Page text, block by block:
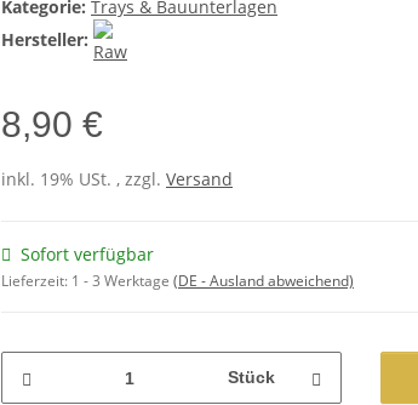
Kategorie: Trays & Bauunterlagen
Hersteller:
8,90 €
inkl. 19% USt. , zzgl. Versand
Sofort verfügbar
Lieferzeit: 1 - 3 Werktage (DE - Ausland abweichend)
Stück